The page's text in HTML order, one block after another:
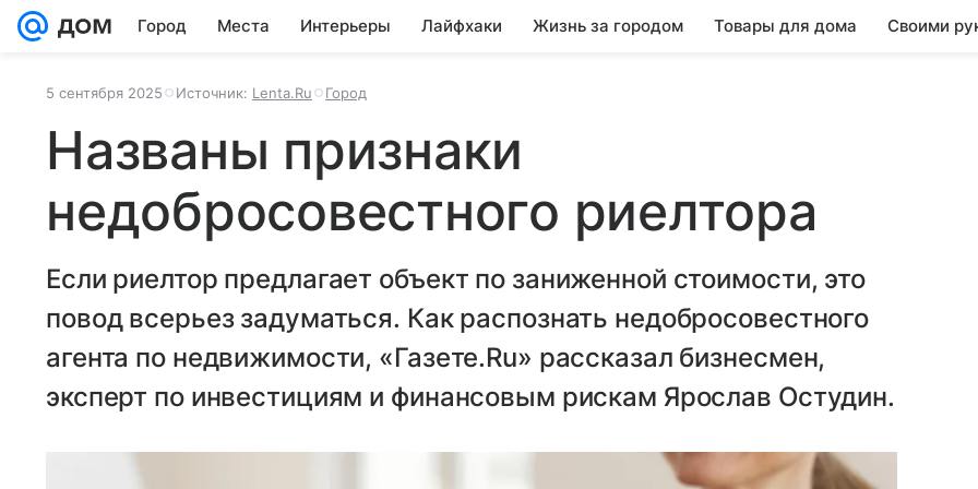
Город Места Интерьеры Лайфхаки Жизнь за городом Товары для дома Своими
5 сентября 2025 Источник: Lenta.Ru Город
Названы признаки
недобросовестного риелтора
Если риелтор предлагает объект по заниженной стоимости, это
повод всерьез задуматься. Как распознать недобросовестного
агента по недвижимости, «Газете.Ru» рассказал бизнесмен,
эксперт по инвестициям и финансовым рискам Ярослав Остудин.